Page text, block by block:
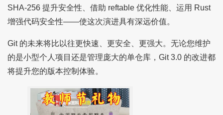
SHA-256 提升安全性、借助 reftable 优化性能、运用 Rust
增强代码安全性——使这次演进具有深远价值。
Git 的未来将比以往更快速、更安全、更强大。无论您维护
的是小型个人项目还是管理庞大的单仓库，Git 3.0 的改进都
将提升您的版本控制体验。